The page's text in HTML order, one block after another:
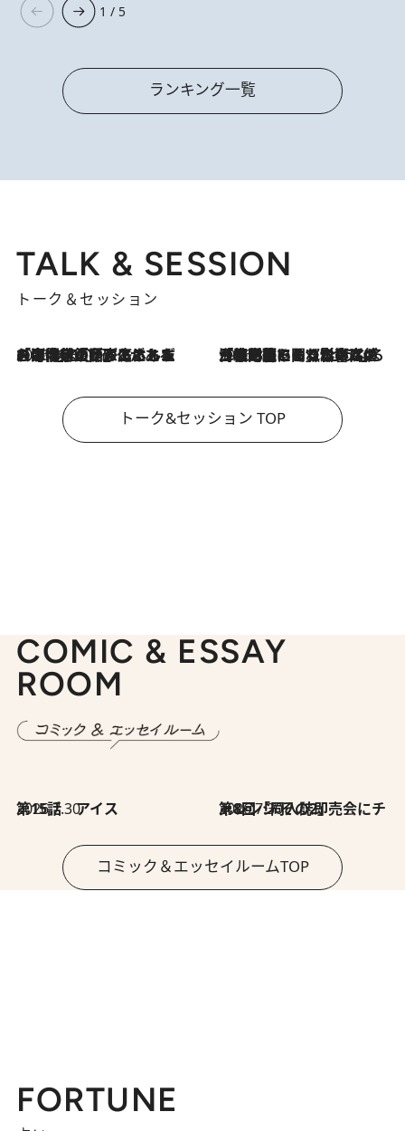
1 / 5
ランキング一覧
TALK & SESSION
トーク＆セッション
2026.8.3
「今後値上げがあるとすれば…」「リスクがあるのは今年の冬」エネルギー専門家が語る、ホルムズ海峡封鎖が家庭にもたらす“ある心配” 2026.8.3
「住宅建てられない…」「サーチャージ料の高値が続いている」ホルムズ海峡封鎖による影響はいつまで続く？《エネルギー専門家に聞く“どうなる日本の暮らし”》
トーク&セッション TOP
COMIC & ESSAY
ROOM
2026.7.30
第15話 アイス 2026.7.30
第8回「同人誌即売会にチャレンジ その2」
コミック＆エッセイルームTOP
FORTUNE